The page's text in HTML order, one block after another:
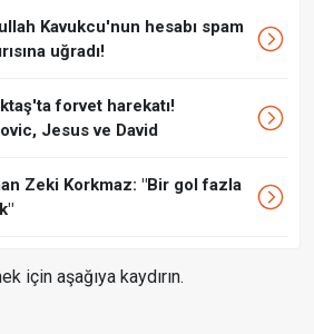
Kavukcu'nun hesabı spam
uğradı!
forvet harekatı!
Jesus ve David
Zeki Korkmaz: "Bir gol fazla
için aşağıya kaydırın.